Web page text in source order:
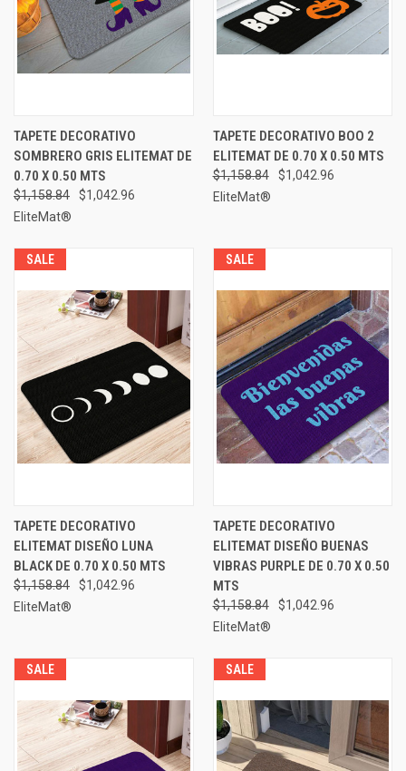
TAPETE DECORATIVO
SOMBRERO GRIS ELITEMAT DE
0.70 X 0.50 MTS
$1,158.84
$1,042.96
EliteMat®
TAPETE DECORATIVO BOO 2
ELITEMAT DE 0.70 X 0.50 MTS
$1,158.84
$1,042.96
EliteMat®
SALE
TAPETE DECORATIVO
ELITEMAT DISEÑO LUNA
BLACK DE 0.70 X 0.50 MTS
$1,158.84
$1,042.96
EliteMat®
SALE
TAPETE DECORATIVO
ELITEMAT DISEÑO BUENAS
VIBRAS PURPLE DE 0.70 X 0.50
MTS
$1,158.84
$1,042.96
EliteMat®
SALE SALE